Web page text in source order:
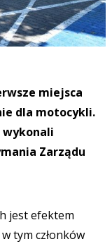
miejsca
dla motocykli.
wykonali
Zarządu
jest efektem
tym członków